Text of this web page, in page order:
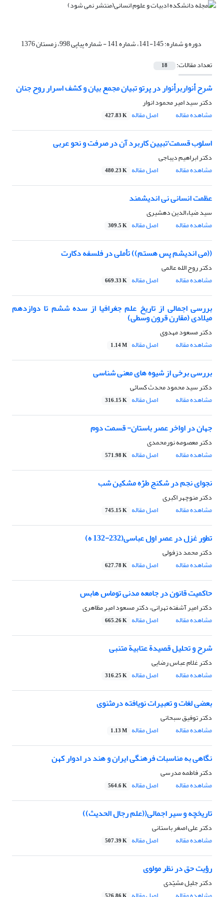
دوره و شماره:145-141، شماره 141 - شماره پیاپی 998، زمستان 1376
تعداد مقالات:
18
شرح أنواربرأنوار در پرتو تبیان مجمع بیان و کشف اسرار روح جنان
دکتر سید امیر محمود انوار
مشاهده مقاله
اصل مقاله 427.83 K
اسلوب قسمت‘تبیین کاربرد آن در صرفت و نحو عربی
دکتر ابراهیم دیباجی
مشاهده مقاله
اصل مقاله 480.23 K
عظمت انسانی نی اندیشمند
سید ضیاءالدین دهشیری
مشاهده مقاله
اصل مقاله 309.5 K
((می اندیشم پس هستم)) تأملی در فلسفه دکارت
دکتر روح الله عالمی
مشاهده مقاله
اصل مقاله 669.33 K
بررسی اجمالی از تاریخ علم جغرافیا از سده ششم تا دوازدهم
میلادی (مقارن قرون وسطی)
دکتر مسعود مهدوی
مشاهده مقاله
اصل مقاله 1.14 M
بررسی برخی از شیوه های معنی شناسی
دکتر سید محمود محدث کسائی
مشاهده مقاله
اصل مقاله 316.15 K
جهان در اواخر عصر باستان- قسمت دوم
دکتر معصومه نورمحمدی
مشاهده مقاله
اصل مقاله 571.98 K
نجوای نجم در شکنج طرّه مشکین شب
دکتر منوچهر اکبری
مشاهده مقاله
اصل مقاله 745.15 K
تطور غزل در عصر اول عباسی(232-132 ه)
دکتر محمد دزفولی
مشاهده مقاله
اصل مقاله 627.78 K
حاکمیت قانون در جامعه مدنی توماس هابس
دکتر امیر آشفته تهرانی، دکتر مسعود امیر مظاهری
مشاهده مقاله
اصل مقاله 665.26 K
شرح و تحلیل قصیدة عتابیة متنبی
دکتر غلام عباس رضایی
مشاهده مقاله
اصل مقاله 316.25 K
بعضی لغات و تعبیرات نویافته درمثنوی
دکتر توفیق سبحانی
مشاهده مقاله
اصل مقاله 1.13 M
نگاهی به مناسبات فرهنگی ایران و هند در ادوار کهن
دکتر فاطمه مدرسی
مشاهده مقاله
اصل مقاله 564.6 K
تاریخچه و سیر اجمالی((علم رجال الحدیث))
دکتر علی اصغر باستانی
مشاهده مقاله
اصل مقاله 507.39 K
رؤیت حق در نظر مولوی
دکتر جلیل مشیّدی